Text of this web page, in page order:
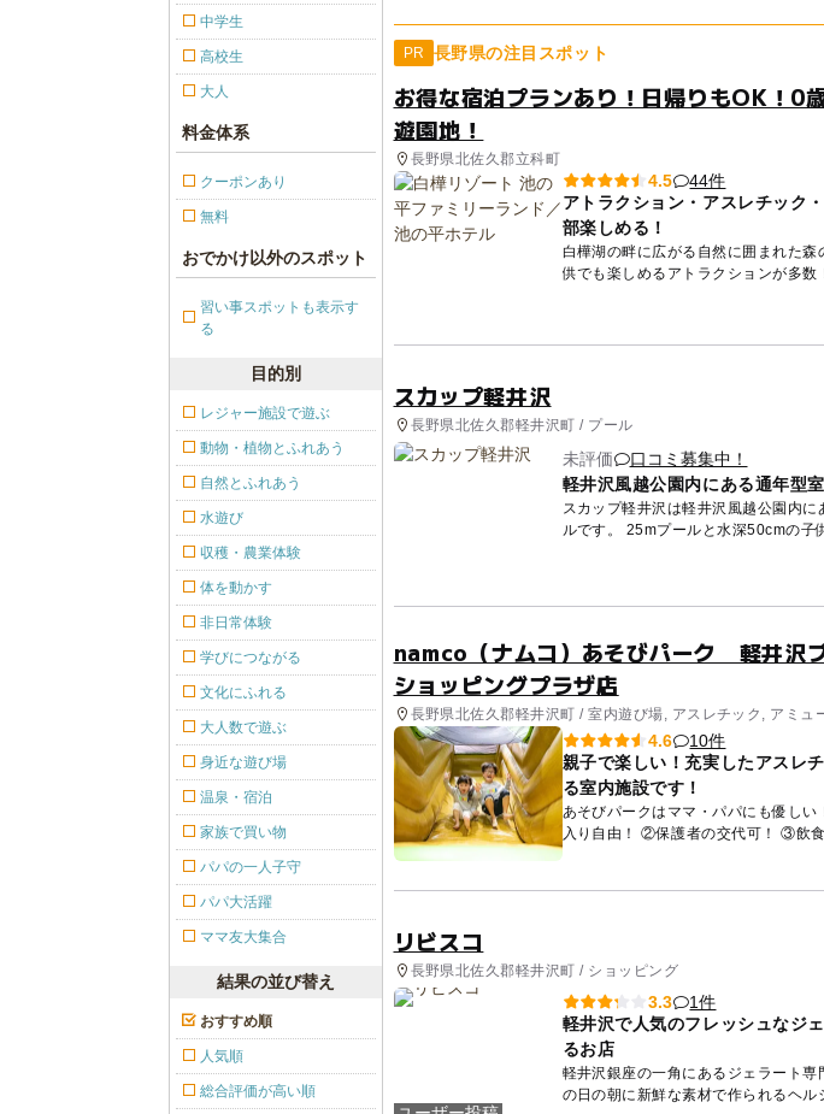
PR 長野県の注目スポット
お得な宿泊プランあり！日帰りもOK！0
遊園地！
長野県北佐久郡立科町
4.5
44件
アトラクション・アスレチック
部楽しめる！
白樺湖の畔に広がる自然に囲まれた森
供でも楽しめるアトラクションが多数
スカップ軽井沢
長野県北佐久郡軽井沢町 / プール
未評価
口コミ募集中！
軽井沢風越公園内にある通年型
スカップ軽井沢は軽井沢風越公園内に
ルです。 25mプールと水深50cmの子供用プールがあります
namco（ナムコ）あそびパーク 軽井沢
ショッピングプラザ店
長野県北佐久郡軽井沢町 / 室内遊び場, アスレチック, アミュ
4.6
10件
親子で楽しい！充実したアスレ
る室内施設です！
あそびパークはママ・パパにも優し
入り自由！ ②保護者の交代可！ ③飲
時のおやつもあそびパークで！ ※あそ
リビスコ
長野県北佐久郡軽井沢町 / ショッピング
3.3
1件
軽井沢で人気のフレッシュなジ
るお店
軽井沢銀座の一角にあるジェラート専
の日の朝に新鮮な素材で作られるヘル
中学生
高校生
大人
料金体系
クーポンあり
無料
おでかけ以外のスポット
習い事スポットも表示す
る
目的別
レジャー施設で遊ぶ
動物・植物とふれあう
自然とふれあう
水遊び
収穫・農業体験
体を動かす
非日常体験
学びにつながる
文化にふれる
大人数で遊ぶ
身近な遊び場
温泉・宿泊
家族で買い物
パパの一人子守
パパ大活躍
ママ友大集合
結果の並び替え
おすすめ順
人気順
総合評価が高い順